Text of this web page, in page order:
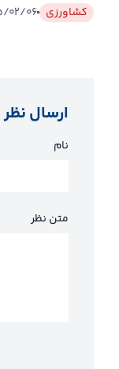
کشاورزی ۱۴۰۵/۰۲/۰۶
ارسال نظر
نام
متن نظر